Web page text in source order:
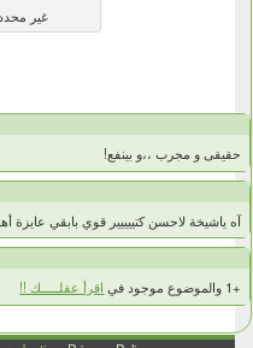
غير محدد
حقيقى و مجرب ،،و بينفع!
آه ياشيخة لاحسن كتييييير قوي بابقي
+1 والموضوع موجود في اقرأ عقلـــــك !!